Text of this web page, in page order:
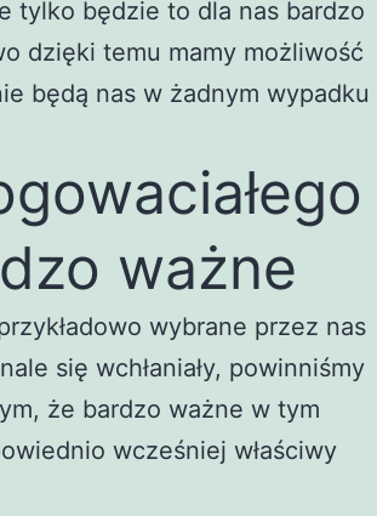
tylko będzie to dla nas bardzo
dzięki temu mamy możliwość
będą nas w żadnym wypadku
ważne
wybrane przez nas
się wchłaniały, powinniśmy
że bardzo ważne w tym
wcześniej właściwy